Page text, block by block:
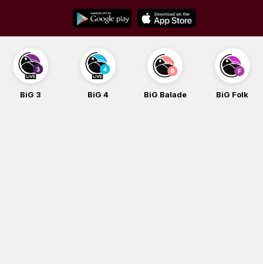
content
BiG 3 BiG 4 BiG Balade BiG Folk